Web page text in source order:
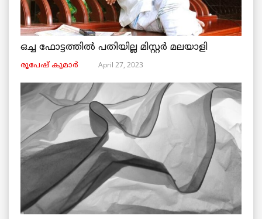
ഒച്ച ഫോട്ടത്തിൽ പതിയില്ല മിസ്റ്റർ മലയാളി
രൂപേഷ്‌ കുമാര്‍ April 27, 2023